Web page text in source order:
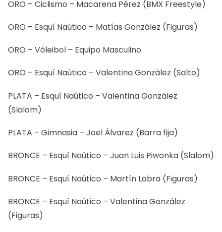
ORO – Ciclismo – Macarena Pérez (BMX Freestyle)
ORO – Esquí Naútico – Matías González (Figuras)
ORO – Vóleibol – Equipo Masculino
ORO – Esquí Naútico – Valentina González (Salto)
PLATA – Esquí Naútico – Valentina González
(Slalom)
PLATA – Gimnasia – Joel Álvarez (Barra fija)
BRONCE – Esquí Naútico – Juan Luis Piwonka (Slalom)
BRONCE – Esquí Naútico – Martín Labra (Figuras)
BRONCE – Esquí Naútico – Valentina González
(Figuras)